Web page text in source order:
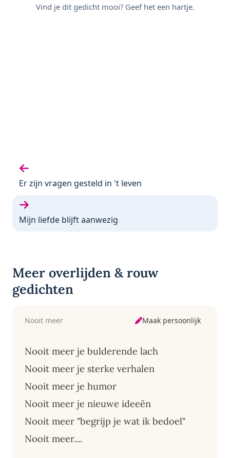
Vind je dit gedicht mooi? Geef het een hartje.
Vorige gedicht:
Er zijn vragen gesteld in 't leven
Volgende gedicht:
Mijn liefde blijft aanwezig
Meer overlijden & rouw
gedichten
Nooit meer Maak persoonlijk
Nooit meer je bulderende lach
Nooit meer je sterke verhalen
Nooit meer je humor
Nooit meer je nieuwe ideeën
Nooit meer "begrijp je wat ik bedoel"
Nooit meer....